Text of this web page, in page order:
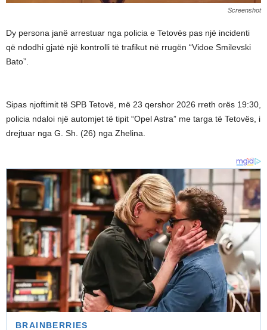
Screenshot
Dy persona janë arrestuar nga policia e Tetovës pas një incidenti
që ndodhi gjatë një kontrolli të trafikut në rrugën “Vidoe Smilevski
Bato”.
Sipas njoftimit të SPB Tetovë, më 23 qershor 2026 rreth orës 19:30,
policia ndaloi një automjet të tipit “Opel Astra” me targa të Tetovës, i
drejtuar nga G. Sh. (26) nga Zhelina.